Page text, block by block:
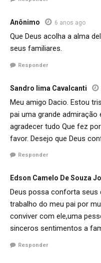
Anônimo 6 anos ago
Que Deus acolha a alma
seus familiares.
Responder
Sandro lima Cavalcanti
Meu amigo Dacio. Estou
pai uma grande admiração
agradecer tudo Que fez
favor. Desejo que Deus
Responder
Edson Camelo De Souza
Deus possa conforta seus
trabalho do meu pai por
conviver com ele,uma
sinceros sentimentos a
Responder